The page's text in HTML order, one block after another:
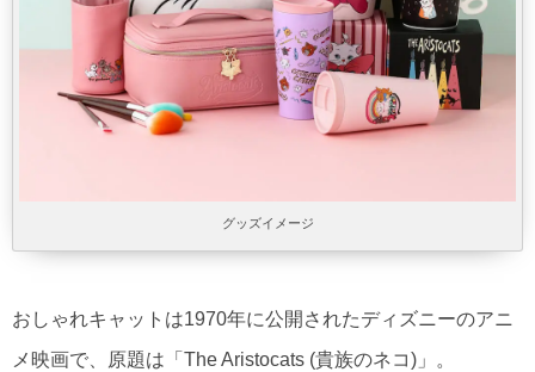
グッズイメージ
おしゃれキャットは1970年に公開されたディズニーのアニ
メ映画で、原題は「The Aristocats (貴族のネコ)」。